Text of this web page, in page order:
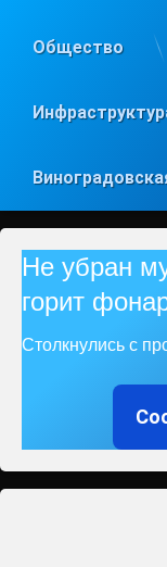
Общество
Не убран
горит
Столкнулись с